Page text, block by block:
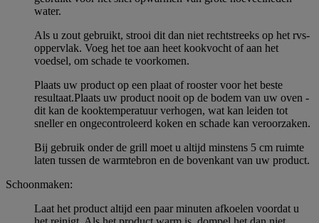
water.
Als u zout gebruikt, strooi dit dan niet rechtstreeks op het rvs-
oppervlak. Voeg het toe aan heet kookvocht of aan het
voedsel, om schade te voorkomen.
Plaats uw product op een plaat of rooster voor het beste
resultaat.Plaats uw product nooit op de bodem van uw oven -
dit kan de kooktemperatuur verhogen, wat kan leiden tot
sneller en ongecontroleerd koken en schade kan veroorzaken.
Bij gebruik onder de grill moet u altijd minstens 5 cm ruimte
laten tussen de warmtebron en de bovenkant van uw product.
Schoonmaken:
Laat het product altijd een paar minuten afkoelen voordat u